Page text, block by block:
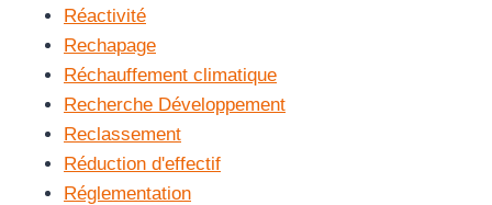
Réactivité
Rechapage
Réchauffement climatique
Recherche Développement
Reclassement
Réduction d'effectif
Réglementation